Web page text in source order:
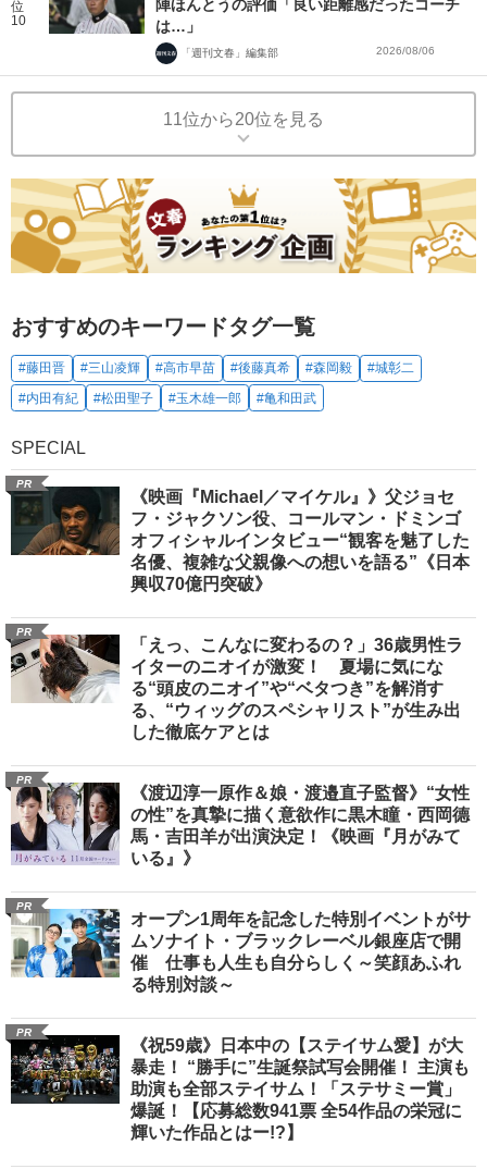
位
10
陣ほんとうの評価「良い距離感だったコーチ
は…」
「週刊文春」編集部 2026/08/06
11位から20位を見る
おすすめのキーワードタグ一覧
#藤田晋 #三山凌輝 #高市早苗 #後藤真希 #森岡毅
#城彰二
#内田有紀
#松田聖子 #玉木雄一郎 #亀和田武
SPECIAL
PR
《映画『Michael／マイケル』》父ジョセ
フ・ジャクソン役、コールマン・ドミンゴ
オフィシャルインタビュー“観客を魅了した
名優、複雑な父親像への想いを語る”《日本
興収70億円突破》
PR
「えっ、こんなに変わるの？」36歳男性ラ
イターのニオイが激変！ 夏場に気にな
る“頭皮のニオイ”や“ベタつき”を解消す
る、“ウィッグのスペシャリスト”が生み出
した徹底ケアとは
PR
《渡辺淳一原作＆娘・渡邉直子監督》“女性
の性”を真摯に描く意欲作に黒木瞳・西岡德
馬・吉田羊が出演決定！《映画『月がみて
いる』》
PR
オープン1周年を記念した特別イベントがサ
ムソナイト・ブラックレーベル銀座店で開
催 仕事も人生も自分らしく～笑顔あふれ
る特別対談～
PR
《祝59歳》日本中の【ステイサム愛】が大
暴走！ “勝手に”生誕祭試写会開催！ 主演も
助演も全部ステイサム！「ステサミー賞」
爆誕！【応募総数941票 全54作品の栄冠に
輝いた作品とはー!?】